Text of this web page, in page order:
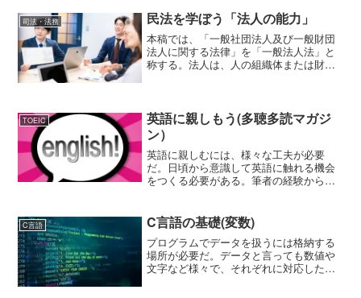
ろである。今回ご紹介するのは、「FPが
知りたかった! 改...
司法・法務 民法を学ぼう「法人の能力」
本稿では、「一般社団法人及び一般財団
法人に関する法律」を「一般法人法」と
称する。法人は、人の組織体または財産
られることによって、その...
TOEIC
英語に親しもう(多聴多読マガジ
ン）
英語に親しむには、様々な工夫が必要
だ。日頃から意識して英語に触れる機会
をつくる必要がある。筆者の経験から言
力がかかってしまう。「多読」と「多
聴」は英語学習の基本今回、筆...
C言語 C言語の基礎(変数)
プログラムでデータを扱うには格納する
場所が必要だ。データと言っても数値や
文字など様々で、それぞれに対応した形